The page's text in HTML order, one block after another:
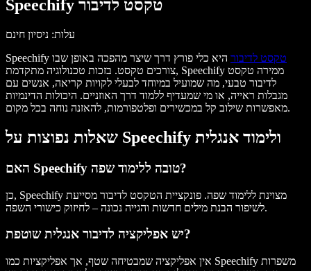
Speechify טקסט לדיבור
עלות: ניסיון חינם
Speechify
טקסט לדיבור היא כלי פורץ דרך שיצר מהפכה באופן שבו
צורכים טקסט. בזכות טכנולוגיה מתקדמת, Speechify ממירה טקסט
לדיבור טבעי, מה שמועיל במיוחד לבעלי לקויות קריאה, אנשים עם
מגבלות ראייה, או מי שמעדיף ללמוד דרך האוזניים. היכולות הדינמיות
מאפשרות שילוב קל במכשירים ופלטפורמות, להאזנה נוחה בכל מקום.
שאלות נפוצות על Speechify ולימוד אנגלית
האם Speechify טובה ללימוד שפה?
כן, Speechify מצוינת ללימוד שפה. פונקציית הטקסט לדיבור מסייעת
לשיפור הבנת מילים חדשות והגייה נכונה – לחיזוק כישורי השפה.
יש אפליקציה לדיבור אנגלית שוטפת?
אין אפליקציה שמבטיחה שטף, אך אפליקציות כמו Speechify משפרות